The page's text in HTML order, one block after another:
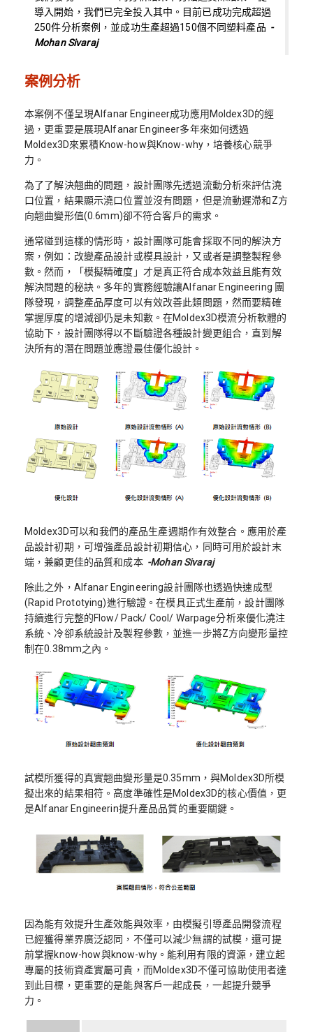
導入開始，我們已完全投入其中。目前已成功完成超過
250件分析案例，並成功生產超過150個不同塑料產品 -
Mohan Sivaraj
案例分析
本案例不僅呈現Alfanar Engineer成功應用Moldex3D的經
過，更重要是展現Alfanar Engineer多年來如何透過
Moldex3D來累積Know-how與Know-why，培養核心競爭
力。
為了了解決翹曲的問題，設計團隊先透過流動分析來評估澆
口位置，結果顯示澆口位置並沒有問題，但是流動遲滯和Z方
向翹曲變形值(0.6mm)卻不符合客戶的需求。
通常碰到這樣的情形時，設計團隊可能會採取不同的解決方
案，例如：改變產品設計或模具設計，又或者是調整製程參
數。然而，「模擬精確度」才是真正符合成本效益且能有效
解決問題的秘訣。多年的實務經驗讓Alfanar Engineering 團
隊發現，調整產品厚度可以有效改善此類問題，然而要精確
掌握厚度的增減卻仍是未知數。在Moldex3D模流分析軟體的
協助下，設計團隊得以不斷驗證各種設計變更組合，直到解
決所有的潛在問題並應證最佳優化設計。
Moldex3D可以和我們的產品生產週期作有效整合。應用於產
品設計初期，可增強產品設計初期信心，同時可用於設計末
端，兼顧更佳的品質和成本 -Mohan Sivaraj
除此之外，Alfanar Engineering設計團隊也透過快速成型
(Rapid Prototying)進行驗證。在模具正式生產前，設計團隊
持續進行完整的Flow/ Pack/ Cool/ Warpage分析來優化澆注
系統、冷卻系統設計及製程參數，並進一步將Z方向變形量控
制在0.38mm之內。
試模所獲得的真實翹曲變形量是0.35mm，與Moldex3D所模
擬出來的結果相符。高度準確性是Moldex3D的核心價值，更
是Alfanar Engineerin提升產品品質的重要關鍵。
因為能有效提升生產效能與效率，由模擬引導產品開發流程
已經獲得業界廣泛認同，不僅可以減少無謂的試模，還可提
前掌握know-how與know-why。能利用有限的資源，建立起
專屬的技術資產實屬可貴，而Moldex3D不僅可協助使用者達
到此目標，更重要的是能與客戶一起成長，一起提升競爭
力。